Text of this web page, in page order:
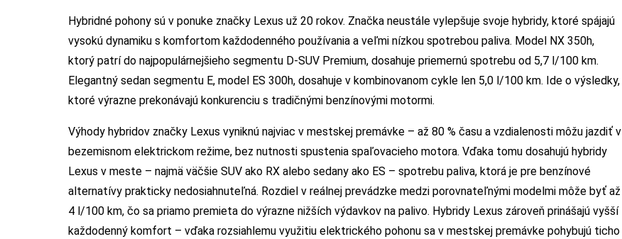
Hybridné pohony sú v ponuke značky Lexus už 20 rokov. Značka neustále vylepšuje svoje hybridy, ktoré spájajú
vysokú dynamiku s komfortom každodenného používania a veľmi nízkou spotrebou paliva. Model NX 350h,
ktorý patrí do najpopulárnejšieho segmentu D-SUV Premium, dosahuje priemernú spotrebu od 5,7 l/100 km.
Elegantný sedan segmentu E, model ES 300h, dosahuje v kombinovanom cykle len 5,0 l/100 km. Ide o výsledky,
ktoré výrazne prekonávajú konkurenciu s tradičnými benzínovými motormi.
Výhody hybridov značky Lexus vyniknú najviac v mestskej premávke – až 80 % času a vzdialenosti môžu jazdiť v
bezemisnom elektrickom režime, bez nutnosti spustenia spaľovacieho motora. Vďaka tomu dosahujú hybridy
Lexus v meste – najmä väčšie SUV ako RX alebo sedany ako ES – spotrebu paliva, ktorá je pre benzínové
alternatívy prakticky nedosiahnuteľná. Rozdiel v reálnej prevádzke medzi porovnateľnými modelmi môže byť až
4 l/100 km, čo sa priamo premieta do výrazne nižších výdavkov na palivo. Hybridy Lexus zároveň prinášajú vyšší
každodenný komfort – vďaka rozsiahlemu využitiu elektrického pohonu sa v mestskej premávke pohybujú ticho